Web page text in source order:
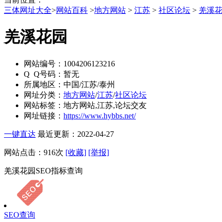
三体网址大全>网站百科 >地方网站 > 江苏 > 社区论坛 > 羌溪
羌溪花园
网站编号： 1004206123216
Q Q号码： 暂无
所属地区： 中国/江苏/泰州
网址分类： 地方网站/江苏/社区论坛
网站标签： 地方网站,江苏,论坛交友
网址链接： https://www.hybbs.net/
一键直达 最近更新：2022-04-27
网站点击： 916次 [收藏] [举报]
羌溪花园SEO指标查询
SEO查询